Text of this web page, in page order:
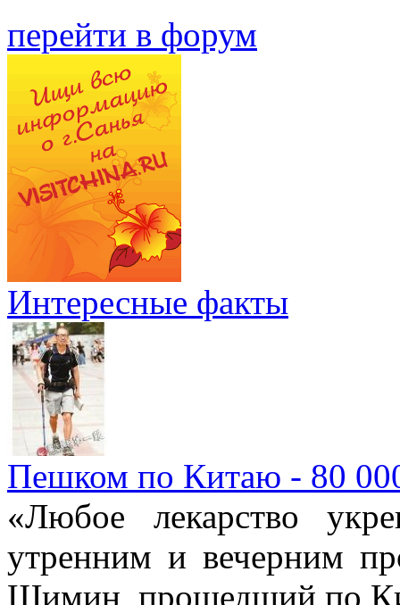
перейти в форум
Интересные факты
Пешком по Китаю - 80
«Любое лекарство
утренним и вечерним
Шимин, прошедший по